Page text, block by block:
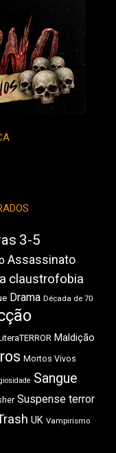
3-5
Assassinato
claustrofobia
Drama Década de 70
Maldição
Mortos Vivos
Sangue
Suspense terror
UK Vampirismo